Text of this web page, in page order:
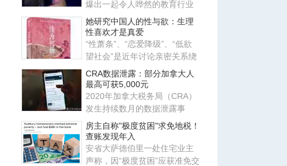
爆出一起令人哗然的教育行业
恶性案件，当地一名 23 岁的舞
她研究中国人的性与欲：生理
性喜欢才是真爱
“性萧条”、“恋爱降级”、“低欲
望社会”是近年讨论亲密关系绕
不开的词汇。暗含其中
CRA数据泄露：部分加拿大人
最高可获5,000元
2020年加拿大税务局（CRA）
发生持续数月的数据泄露事
件，导致数千名加拿大人的私
人信
房主自称"极度贫困"求免地税！
查账发现年入
安省大萨德伯里一处住宅业主
声称，因“极度贫困”应获准免交